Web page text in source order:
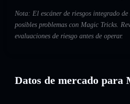
Nota: El escáner de riesgos integrado
posibles problemas con Magic Tricks.
evaluaciones de riesgo antes de operar.
Datos de mercado para